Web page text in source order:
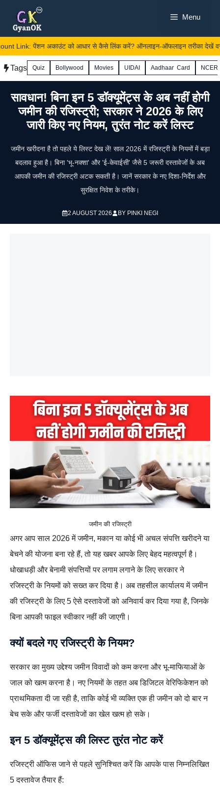
content
Menu
Link: पेंशन अकाउंट को आधार से कैसे लिंक करें? ऑनलाइन-ऑफलाइन तरीका देखें
Tags Quiz Bollywood Movies UIDAI Aadhaar Card
सावधान! बिना इन 5 डॉक्यूमेंट्स के अब नहीं होगी
जमीन की रजिस्ट्री; सरकार ने 2026 के लिए
जारी किए नए नियम, तुरंत नोट करें लिस्ट
जमीन खरीदना है तो पहले ये लिस्ट देख लें! साल 2026 में रजिस्ट्री के नियमों में बड़ा
बदलाव हुआ है। बिना 'भू-नक्शा' और 'ई-केवाईसी' जैसे 5 जरूरी दस्तावेजों के अब
आपकी जमीन की रजिस्ट्री अटक सकती है। जानें सरकार के नए दिशा-निर्देश और
सुरक्षित निवेश के तरीके।
2 AUGUST 2026 BY PINKI NEGI
जमीन की रजिस्ट्री
अगर आप साल 2026 में जमीन, मकान या कोई भी अचल संपत्ति खरीदने या
बेचने की योजना बना रहे हैं, तो यह खबर आपके लिए बेहद महत्वपूर्ण है।
धोखाधड़ी और बेनामी संपत्तियों पर लगाम लगाने के लिए सरकार ने
रजिस्ट्री के नियमों को सख्त कर दिया है। अब तहसील कार्यालय में जमीन
की रजिस्ट्री के लिए 5 ऐसे दस्तावेजों को अनिवार्य कर दिया गया है, जिनके
बिना आपकी फाइल स्वीकार नहीं की जाएगी।
क्यों बदले गए रजिस्ट्री के नियम?
सरकार का मुख्य उद्देश्य जमीन विवादों को कम करना और भू-माफियाओं के
जाल को खत्म करना है। नए नियमों के तहत अब डिजिटल वेरिफिकेशन को
प्राथमिकता दी जा रही है, ताकि कोई भी व्यक्ति एक ही जमीन को दो बार न
बेच सके और फर्जी दस्तावेजों का खेल खत्म हो सके।
इन 5 डॉक्यूमेंट्स की लिस्ट तुरंत नोट करें
रजिस्ट्री ऑफिस जाने से पहले सुनिश्चित करें कि आपके पास निम्नलिखित
5 दस्तावेज तैयार हैं: